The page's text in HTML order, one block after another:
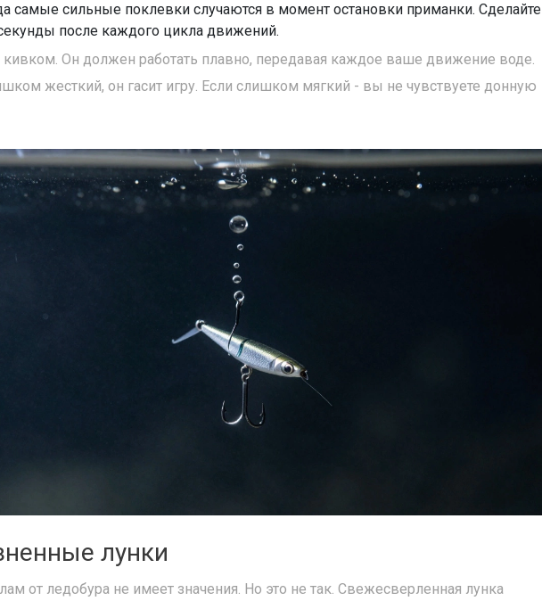
самые сильные поклевки случаются в момент остановки приманки. Сделайте
после каждого цикла движений.
кивком. Он должен работать плавно, передавая каждое ваше движение воде.
жесткий, он гасит игру. Если слишком мягкий - вы не чувствуете донную
лунки
от ледобура не имеет значения. Но это не так. Свежесверленная лунка